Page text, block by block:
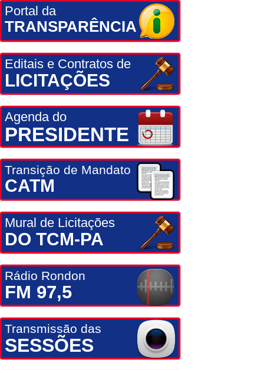
Portal da
TRANSPARÊNCIA
Editais e Contratos de
LICITAÇÕES
Agenda do
PRESIDENTE
Transição de Mandato
CATM
Mural de Licitações
DO TCM-PA
Rádio Rondon
FM 97,5
Transmissão das
SESSÕES